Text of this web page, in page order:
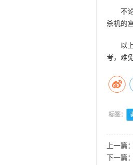
不
杀机的
以
考，难
标签：
上一篇：
下一篇：